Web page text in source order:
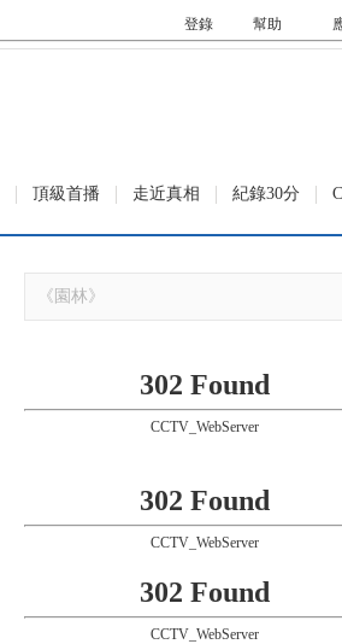
幫助
登錄
頂級首播 走近真相 紀錄30分
302 Found
CCTV_WebServer
302 Found
CCTV_WebServer
302 Found
CCTV_WebServer